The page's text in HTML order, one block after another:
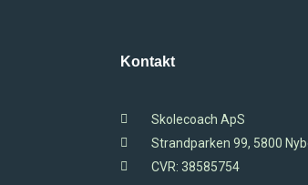
Kontakt
Skolecoach ApS
Strandparken 99, 5800
CVR: 38585754